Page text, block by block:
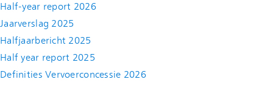
Half-year report 2026
Jaarverslag 2025
Halfjaarbericht 2025
Half year report 2025
Definities Vervoerconcessie 2026